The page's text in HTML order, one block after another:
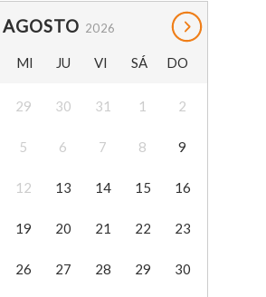
AGOSTO 2026
MI JU VI SÁ DO
29 30 31 1 2
5 6 7 8 9
12 13 14 15 16
19 20 21 22 23
26 27 28 29 30